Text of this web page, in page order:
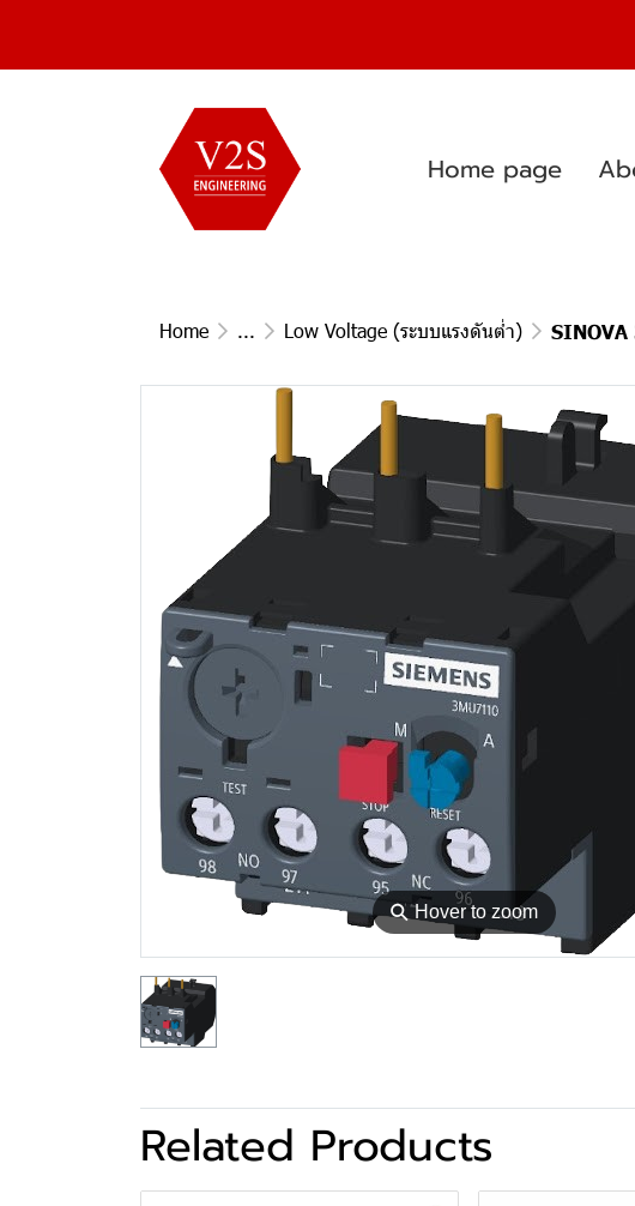
Home page
Home ... Low Voltage (ระบบแรงดันต่ำ) SINOVA 3MU7
⚲Hover to zoom
Related Products